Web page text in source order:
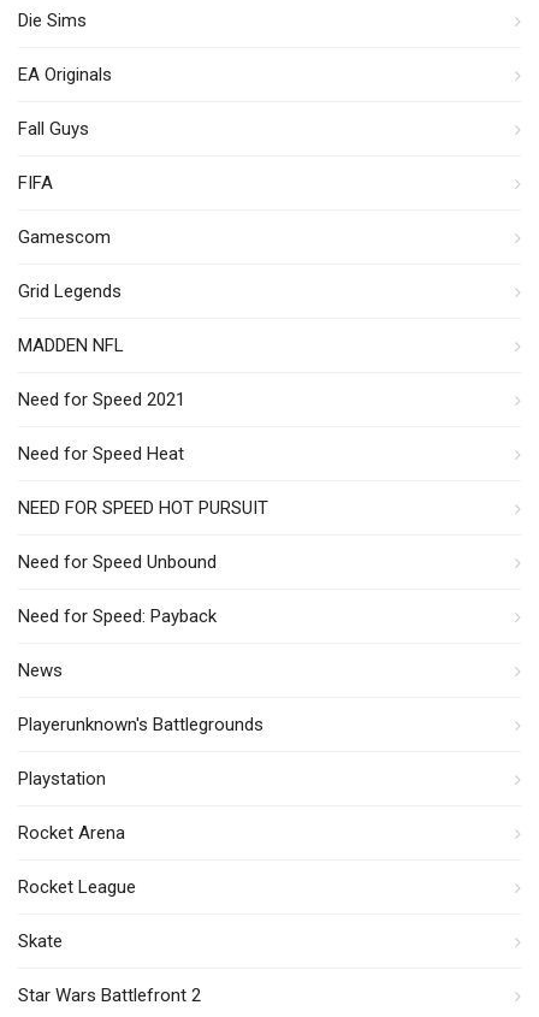
Die Sims
EA Originals
Fall Guys
FIFA
Gamescom
Grid Legends
MADDEN NFL
Need for Speed 2021
Need for Speed Heat
NEED FOR SPEED HOT PURSUIT
Need for Speed Unbound
Need for Speed: Payback
News
Playerunknown's Battlegrounds
Playstation
Rocket Arena
Rocket League
Skate
Star Wars Battlefront 2